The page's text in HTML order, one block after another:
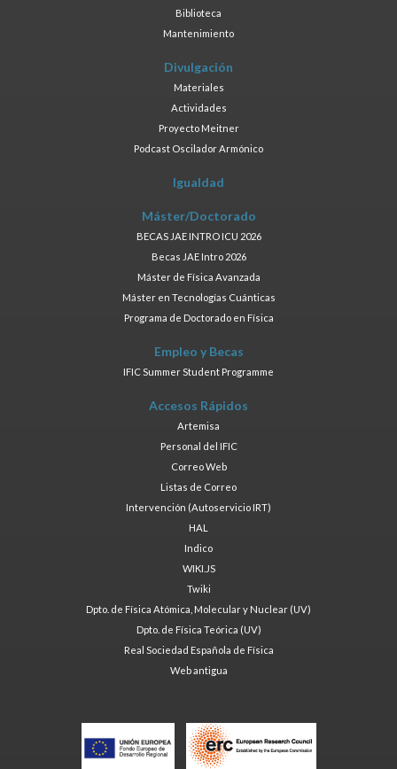
Biblioteca
Mantenimiento
Divulgación
Materiales
Actividades
Proyecto Meitner
Podcast Oscilador Armónico
Igualdad
Máster/Doctorado
BECAS JAE INTRO ICU 2026
Becas JAE Intro 2026
Máster de Física Avanzada
Máster en Tecnologías Cuánticas
Programa de Doctorado en Física
Empleo y Becas
IFIC Summer Student Programme
Accesos Rápidos
Artemisa
Personal del IFIC
Correo Web
Listas de Correo
Intervención (Autoservicio IRT)
HAL
Indico
WIKI.JS
Twiki
Dpto. de Física Atómica, Molecular y Nuclear (UV)
Dpto. de Física Teórica (UV)
Real Sociedad Española de Física
Web antigua